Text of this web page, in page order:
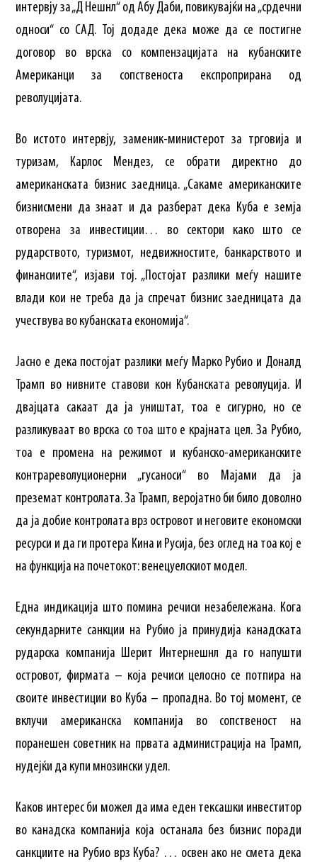
интервју за „Д Нешнл“ од Абу Даби, повикувајќи на „срдечни
односи“ со САД. Тој додаде дека може да се постигне
договор во врска со компензацијата на кубанските
Американци за сопственоста експроприрана од
револуцијата.
Во истото интервју, заменик-министерот за трговија и
туризам, Карлос Мендез, се обрати директно до
американската бизнис заедница. „Сакаме американските
бизнисмени да знаат и да разберат дека Куба е земја
отворена за инвестиции… во сектори како што се
рударството, туризмот, недвижностите, банкарството и
финансиите“, изјави тој. „Постојат разлики меѓу нашите
влади кои не треба да ја спречат бизнис заедницата да
учествува во кубанската економија“.
Јасно е дека постојат разлики меѓу Марко Рубио и Доналд
Трамп во нивните ставови кон Кубанската револуција. И
двајцата сакаат да ја уништат, тоа е сигурно, но се
разликуваат во врска со тоа што е крајната цел. За Рубио,
тоа е промена на режимот и кубанско-американските
контрареволуционерни „гусаноси“ во Мајами да ја
преземат контролата. За Трамп, веројатно би било доволно
да ја добие контролата врз островот и неговите економски
ресурси и да ги протера Кина и Русија, без оглед на тоа кој е
на функција на почетокот: венецуелскиот модел.
Една индикација што помина речиси незабележана. Кога
секундарните санкции на Рубио ја принудија канадската
рударска компанија Шерит Интернешнл да го напушти
островот, фирмата – која речиси целосно се потпира на
своите инвестиции во Куба – пропадна. Во тој момент, се
вклучи американска компанија во сопственост на
поранешен советник на првата администрација на Трамп,
нудејќи да купи мнозински удел.
Каков интерес би можел да има еден тексашки инвеститор
во канадска компанија која останала без бизнис поради
санкциите на Рубио врз Куба? … освен ако не смета дека